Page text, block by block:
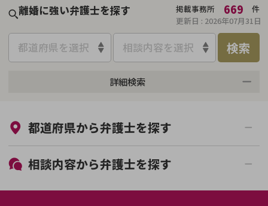
離婚に強い弁護士を探す 掲載事務所 669
件
更新日 : 2026年07月31日
都道府県を選択 相談内容を選択 検索
詳細検索
初回相談無料
土日祝の相談可能
都道府県から弁護士を探す
北海道・東北
北海道 青森県
関東
相談内容から弁護士を探す